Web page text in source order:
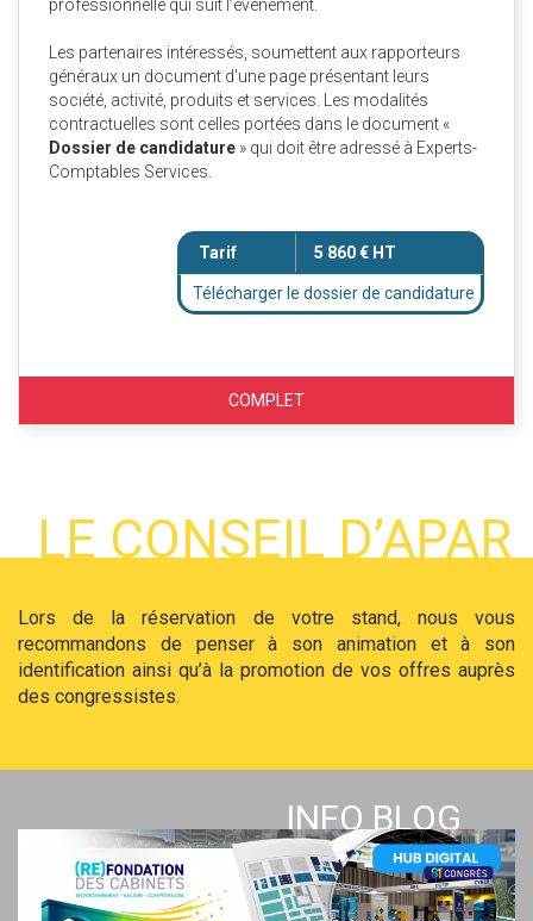
professionnelle qui suit l’événement.
Les partenaires intéressés, soumettent aux rapporteurs
généraux un document d'une page présentant leurs
société, activité, produits et services. Les modalités
contractuelles sont celles portées dans le document «
Dossier de candidature » qui doit être adressé à Experts-
Comptables Services.
Tarif 5 860 € HT
Télécharger le dossier de candidature
COMPLET
LE CONSEIL D’APAR
Lors de la réservation de votre stand, nous vous
recommandons de penser à son animation et à son
identification ainsi qu’à la promotion de vos offres auprès
des congressistes.
INFO BLOG